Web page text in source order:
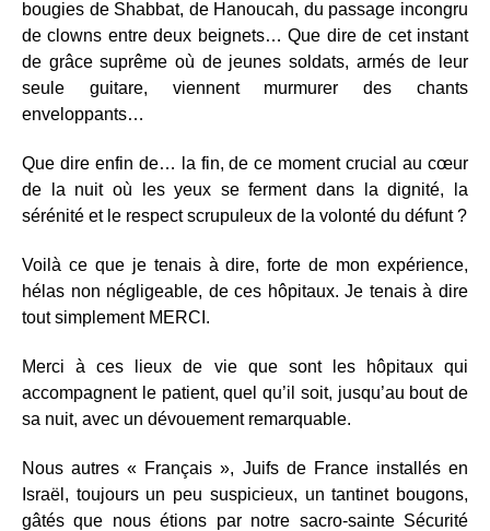
bougies de Shabbat, de Hanoucah, du passage incongru
de clowns entre deux beignets… Que dire de cet instant
de grâce suprême où de jeunes soldats, armés de leur
seule guitare, viennent murmurer des chants
enveloppants…
Que dire enfin de… la fin, de ce moment crucial au cœur
de la nuit où les yeux se ferment dans la dignité, la
sérénité et le respect scrupuleux de la volonté du défunt ?
Voilà ce que je tenais à dire, forte de mon expérience,
hélas non négligeable, de ces hôpitaux. Je tenais à dire
tout simplement MERCI.
Merci à ces lieux de vie que sont les hôpitaux qui
accompagnent le patient, quel qu’il soit, jusqu’au bout de
sa nuit, avec un dévouement remarquable.
Nous autres « Français », Juifs de France installés en
Israël, toujours un peu suspicieux, un tantinet bougons,
gâtés que nous étions par notre sacro-sainte Sécurité